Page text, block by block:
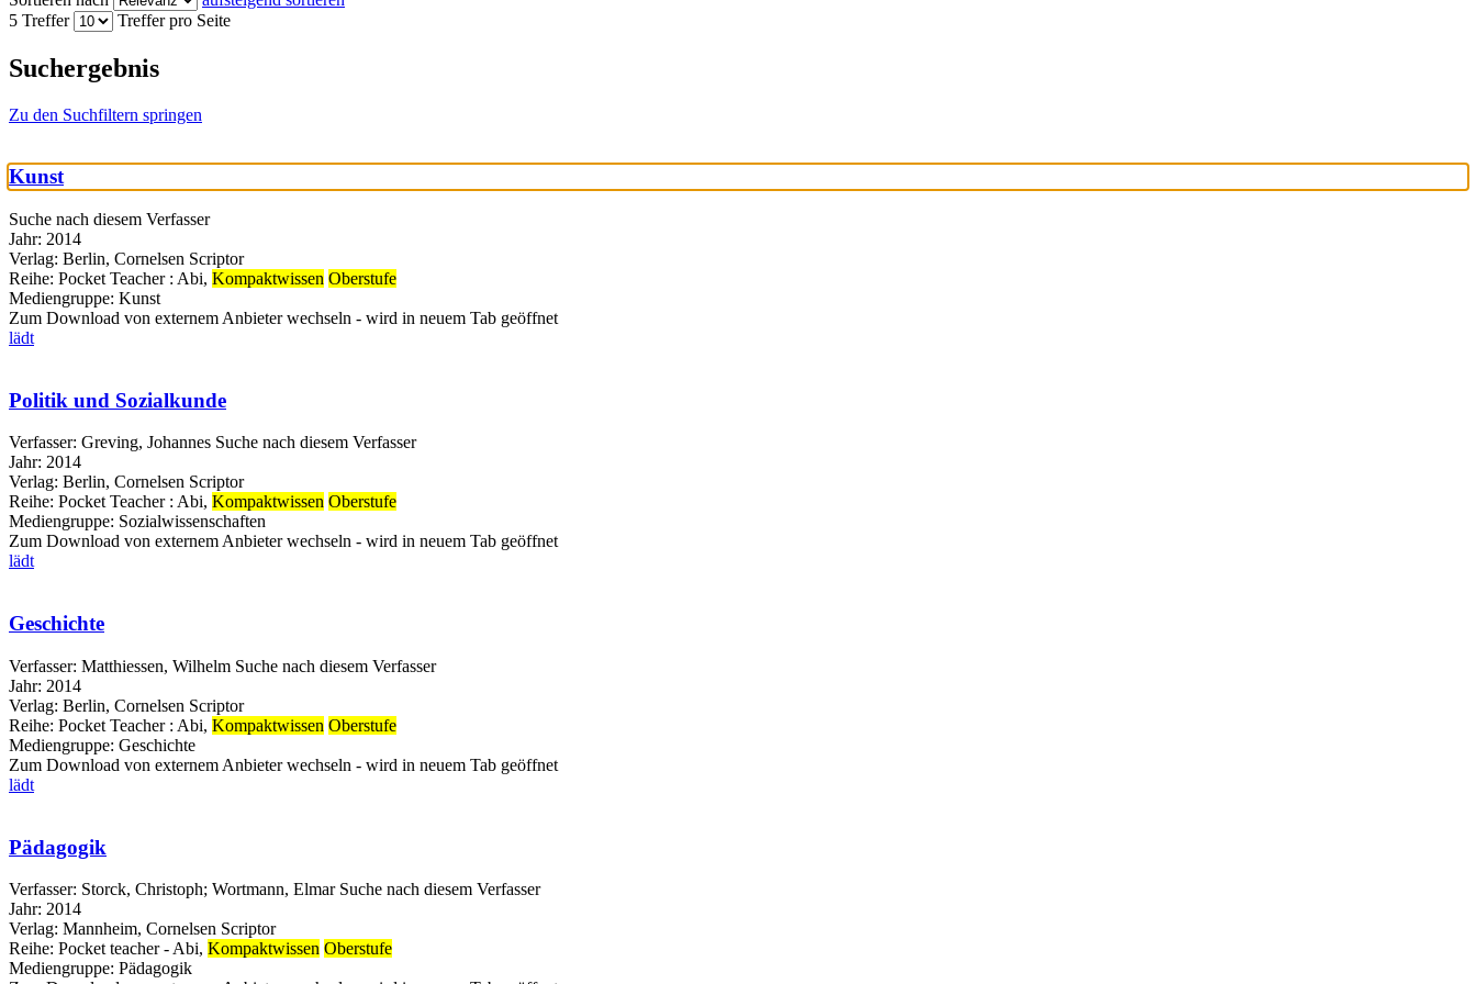
5 Treffer
Treffer pro Seite
Suchergebnis
Zu den Suchfiltern springen
Kunst
Suche nach diesem Verfasser
Jahr: 2014
Verlag: Berlin, Cornelsen Scriptor
Reihe: Pocket Teacher : Abi, Kompaktwissen Oberstufe
Mediengruppe: Kunst
Zum Download von externem Anbieter wechseln - wird in neuem Tab geöffnet
lädt
Politik und Sozialkunde
Verfasser: Greving, Johannes Suche nach diesem Verfasser
Jahr: 2014
Verlag: Berlin, Cornelsen Scriptor
Reihe: Pocket Teacher : Abi, Kompaktwissen Oberstufe
Mediengruppe: Sozialwissenschaften
Zum Download von externem Anbieter wechseln - wird in neuem Tab geöffnet
lädt
Geschichte
Verfasser: Matthiessen, Wilhelm Suche nach diesem Verfasser
Jahr: 2014
Verlag: Berlin, Cornelsen Scriptor
Reihe: Pocket Teacher : Abi, Kompaktwissen Oberstufe
Mediengruppe: Geschichte
Zum Download von externem Anbieter wechseln - wird in neuem Tab geöffnet
lädt
Pädagogik
Verfasser: Storck, Christoph; Wortmann, Elmar Suche nach diesem Verfasser
Jahr: 2014
Verlag: Mannheim, Cornelsen Scriptor
Reihe: Pocket teacher - Abi, Kompaktwissen Oberstufe
Mediengruppe: Pädagogik